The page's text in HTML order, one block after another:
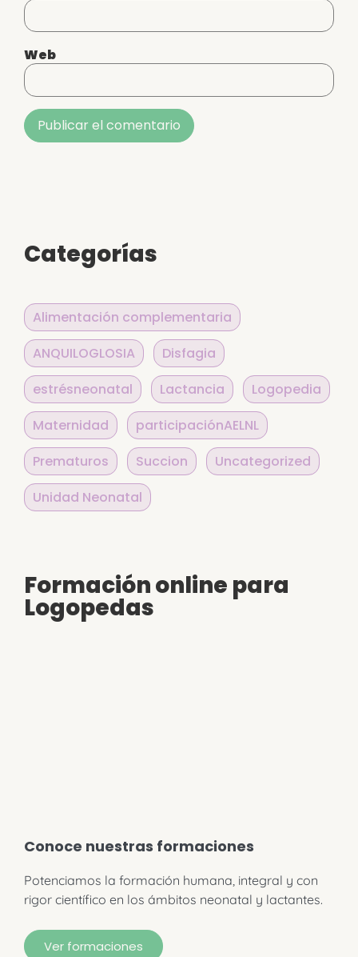
Web
Categorías
Alimentación complementaria
ANQUILOGLOSIA
Disfagia
estrésneonatal
Lactancia
Logopedia
Maternidad
participaciónAELNL
Prematuros
Succion
Uncategorized
Unidad Neonatal
Formación online para
Logopedas
Conoce nuestras formaciones
Potenciamos la formación humana, integral y con
rigor científico en los ámbitos neonatal y lactantes.
Ver formaciones